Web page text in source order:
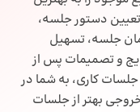
دستور جلسه،
جلسه، تسهیل
و تصمیمات پس از
کاری، به شما در
بهتر از جلسات